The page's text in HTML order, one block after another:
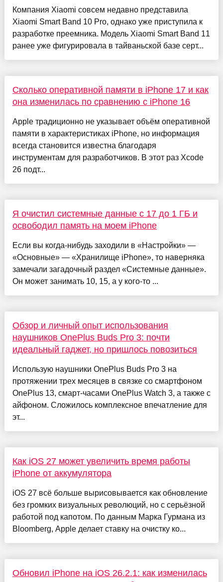
Компания Xiaomi совсем недавно представила
Xiaomi Smart Band 10 Pro, однако уже приступила к
разработке преемника. Модель Xiaomi Smart Band 11
ранее уже фигурировала в тайваньской базе серт...
Сколько оперативной памяти в iPhone 17 и как
она изменилась по сравнению с iPhone 16
Apple традиционно не указывает объём оперативной
памяти в характеристиках iPhone, но информация
всегда становится известна благодаря
инструментам для разработчиков. В этот раз Xcode
26 подт...
Я очистил системные данные с 17 до 1 ГБ и
освободил память на моем iPhone
Если вы когда-нибудь заходили в «Настройки» —
«Основные» — «Хранилище iPhone», то наверняка
замечали загадочный раздел «Системные данные».
Он может занимать 10, 15, а у кого-то ...
Обзор и личный опыт использования
наушников OnePlus Buds Pro 3: почти
идеальный гаджет, но пришлось повозиться
Использую наушники OnePlus Buds Pro 3 на
протяжении трех месяцев в связке со смартфоном
OnePlus 13, смарт-часами OnePlus Watch 3, а также с
айфоном. Сложилось комплексное впечатление для
эт...
Как iOS 27 может увеличить время работы
iPhone от аккумулятора
iOS 27 всё больше вырисовывается как обновление
без громких визуальных революций, но с серьёзной
работой под капотом. По данным Марка Гурмана из
Bloomberg, Apple делает ставку на очистку ко...
Обновил iPhone на iOS 26.2.1: как изменилась